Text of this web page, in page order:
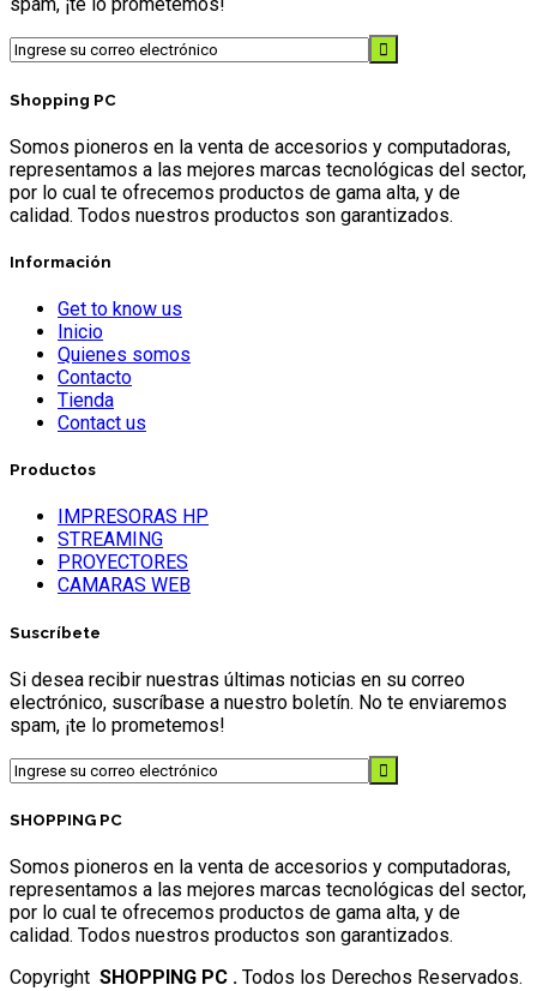
spam, ¡te lo prometemos!
Shopping PC
Somos pioneros en la venta de accesorios y computadoras,
representamos a las mejores marcas tecnológicas del sector,
por lo cual te ofrecemos productos de gama alta, y de
calidad. Todos nuestros productos son garantizados.
Información
Get to know us
Inicio
Quienes somos
Contacto
Tienda
Contact us
Productos
IMPRESORAS HP
STREAMING
PROYECTORES
CAMARAS WEB
Suscríbete
Si desea recibir nuestras últimas noticias en su correo
electrónico, suscríbase a nuestro boletín. No te enviaremos
spam, ¡te lo prometemos!
SHOPPING PC
Somos pioneros en la venta de accesorios y computadoras,
representamos a las mejores marcas tecnológicas del sector,
por lo cual te ofrecemos productos de gama alta, y de
calidad. Todos nuestros productos son garantizados.
Copyright SHOPPING PC . Todos los Derechos Reservados.